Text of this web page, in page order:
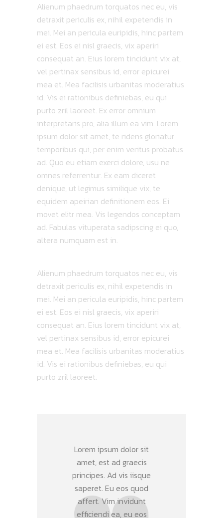
Alienum phaedrum torquatos nec eu, vis
detraxit periculis ex, nihil expetendis in
mei. Mei an pericula euripidis, hinc partem
ei est. Eos ei nisl graecis, vix aperiri
consequat an. Eius lorem tincidunt vix at,
vel pertinax sensibus id, error epicurei
mea et. Mea facilisis urbanitas moderatius
id. Vis ei rationibus definiebas, eu qui
purto zril laoreet. Ex error omnium
interpretaris pro, alia illum ea vim. Lorem
ipsum dolor sit amet, te ridens gloriatur
temporibus qui, per enim veritus probatus
ad. Quo eu etiam exerci dolore, usu ne
omnes referrentur. Ex eam diceret
denique, ut legimus similique vix, te
equidem apeirian definitionem eos. Ei
movet elitr mea. Vis legendos conceptam
ad. Fabulas vituperata sadipscing ei quo,
altera numquam est in.
Alienum phaedrum torquatos nec eu, vis
detraxit periculis ex, nihil expetendis in
mei. Mei an pericula euripidis, hinc partem
ei est. Eos ei nisl graecis, vix aperiri
consequat an. Eius lorem tincidunt vix at,
vel pertinax sensibus id, error epicurei
mea et. Mea facilisis urbanitas moderatius
id. Vis ei rationibus definiebas, eu qui
purto zril laoreet.
Lorem ipsum dolor sit
amet, est ad graecis
principes. Ad vis iisque
saperet. Eu eos quod
affert. Vim invidunt
efficiendi ea, eu eos